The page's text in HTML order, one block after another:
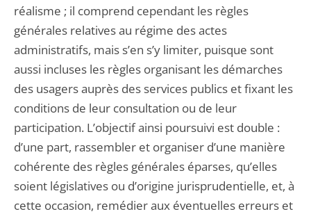
réalisme ; il comprend cependant les règles
générales relatives au régime des actes
administratifs, mais s’en s’y limiter, puisque sont
aussi incluses les règles organisant les démarches
des usagers auprès des services publics et fixant les
conditions de leur consultation ou de leur
participation. L’objectif ainsi poursuivi est double :
d’une part, rassembler et organiser d’une manière
cohérente des règles générales éparses, qu’elles
soient législatives ou d’origine jurisprudentielle, et, à
cette occasion, remédier aux éventuelles erreurs et